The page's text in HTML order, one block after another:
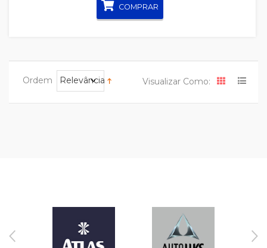
COMPRAR
Ordem Relevância Visualizar Como: